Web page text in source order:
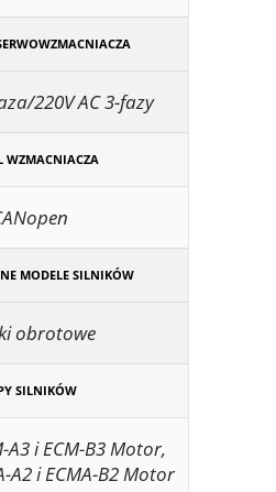
220V AC 3-fazy
WZMACNIACZA
MODELE SILNIKÓW
obrotowe
SILNIKÓW
A3 i ECM-B3 Motor,
A2 i ECMA-B2 Motor